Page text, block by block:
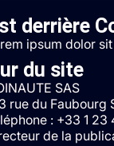
derrière
ipsum dolor
du site
SAS
rue du
: +33 1
de la